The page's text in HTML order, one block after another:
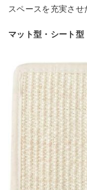
スペースを充実させ
マット型・シート型